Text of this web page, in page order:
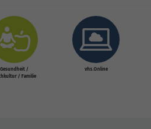
Gesundheit /
/ Familie
vhs.Online